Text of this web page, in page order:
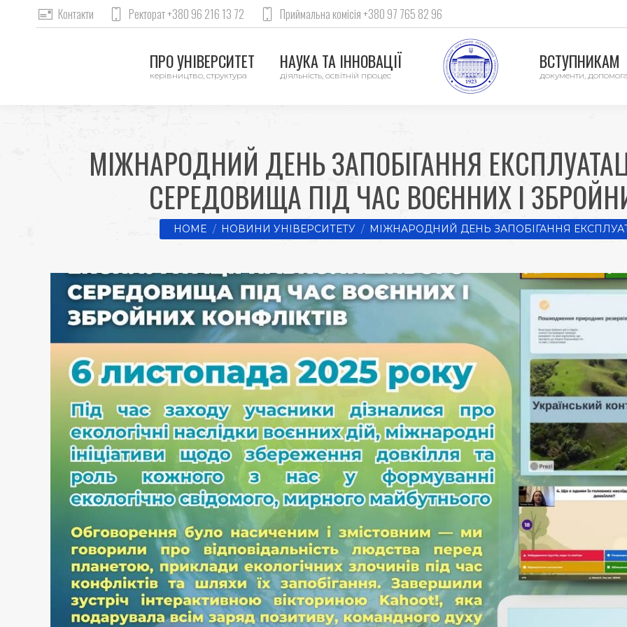
Контакти Ректорат +380 96 216 13 72 Приймальна комісія +380 97 765 82 96
ПРО УНІВЕРСИТЕТ
керівництво, структура
НАУКА ТА ІННОВАЦІЇ
діяльність, освітній процес
ВСТУПНИКАМ
документи,
МІЖНАРОДНИЙ ДЕНЬ ЗАПОБІГАННЯ
СЕРЕДОВИЩА ПІД ЧАС ВОЄННИХ І
You are here:
HOME НОВИНИ УНІВЕРСИТЕТУ МІЖНАРОДНИЙ ДЕНЬ ЗАПОБІГАННЯ